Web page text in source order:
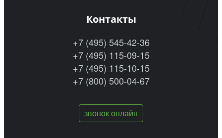
Контакты
+7 (495) 545-42-36
+7 (495) 115-09-15
+7 (495) 115-10-15
+7 (800) 500-04-67
звонок онлайн